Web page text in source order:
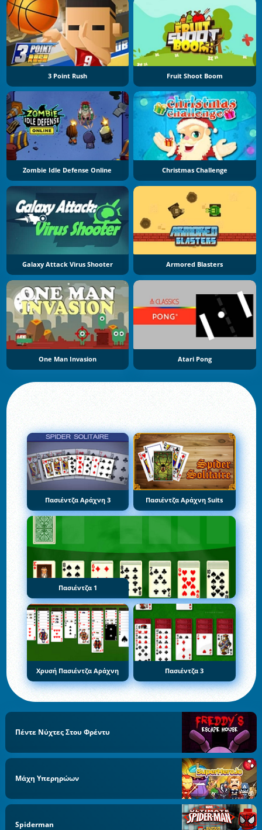
3 Point Rush Fruit Shoot Boom
Zombie Idle Defense Online Christmas Challenge
Galaxy Attack Virus Shooter Armored Blasters
One Man Invasion Atari Pong
Πασιέντζα Αράχνη 3 Πασιέντζα Αράχνη Suits
Πασιέντζα 1
Χρυσή Πασιέντζα Αράχνη Πασιέντζα 3
Πέντε Νύχτες Στου Φρέντυ
Μάχη Υπερηρώων
Spiderman